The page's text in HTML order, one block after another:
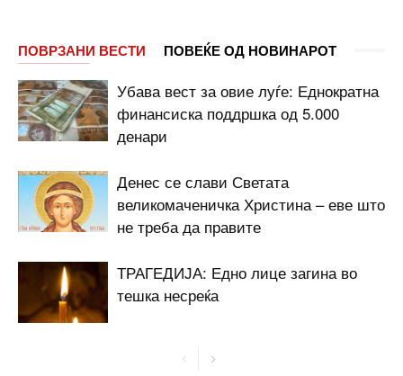
ПОВРЗАНИ ВЕСТИ ПОВЕЌЕ ОД НОВИНАРОТ
Убава вест за овие луѓе: Еднократна
финансиска поддршка од 5.000
денари
Денес се слави Светата
великомаченичка Христина – еве што
не треба да правите
ТРАГЕДИЈА: Едно лице загина во
тешка несреќа